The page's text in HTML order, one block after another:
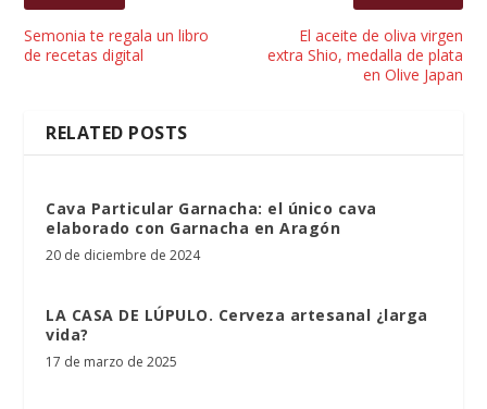
Semonia te regala un libro
de recetas digital
El aceite de oliva virgen
extra Shio, medalla de plata
en Olive Japan
RELATED POSTS
Cava Particular Garnacha: el único cava
elaborado con Garnacha en Aragón
20 de diciembre de 2024
LA CASA DE LÚPULO. Cerveza artesanal ¿larga
vida?
17 de marzo de 2025